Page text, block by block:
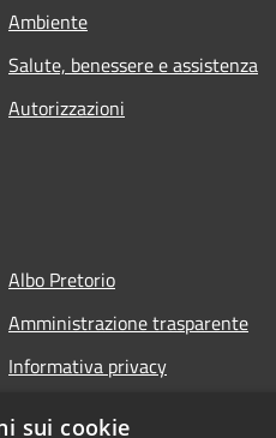
Ambiente
Salute, benessere e assistenza
Autorizzazioni
Albo Pretorio
Amministrazione trasparente
Informativa privacy
sui cookie